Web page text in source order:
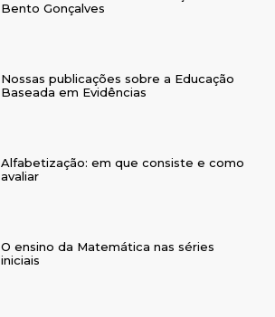
Bento Gonçalves
Nossas publicações sobre a Educação
Baseada em Evidências
Alfabetização: em que consiste e como
avaliar
O ensino da Matemática nas séries
iniciais